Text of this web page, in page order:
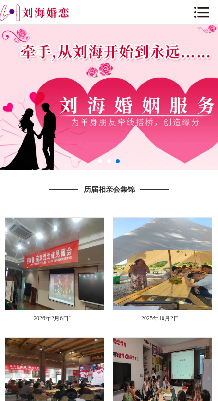
历届相亲会集锦
2026年2月6日“... 2025年10月2日...
网站首页
历届相亲会集锦
公司环境
公司历程与荣誉
新闻资讯
联系我们